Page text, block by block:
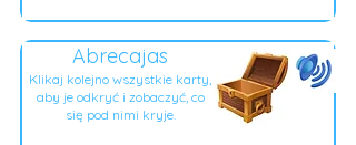
Abrecajas
Klikaj kolejno wszystkie karty,
aby je odkryć i zobaczyć, co
się pod nimi kryje.